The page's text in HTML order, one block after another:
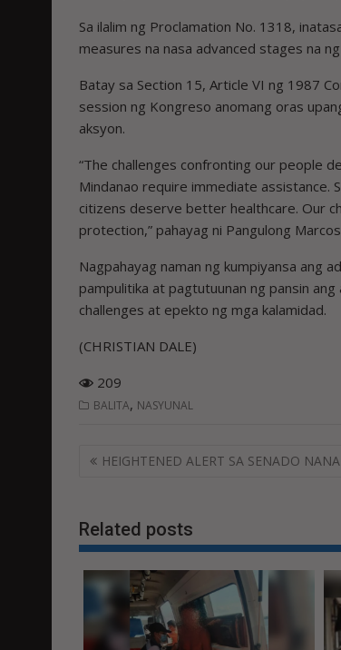
Sa ilalim ng Proclamation No. 1318,
measures na nasa advanced stages na
Batay sa Section 15, Article VI ng 1987
session ng Kongreso anomang oras
aksyon.
“The challenges confronting our people
Mindanao require immediate
citizens deserve better healthcare. Our
protection,” pahayag ni Pangulong
Nagpahayag naman ng kumpiyansa ang
pampulitika at pagtutuunan ng pansin
challenges at epekto ng mga kalamidad.
(CHRISTIAN DALE)
209
BALITA, NASYUNAL
Post
HEIGHTENED ALERT SA SENADO
Related posts